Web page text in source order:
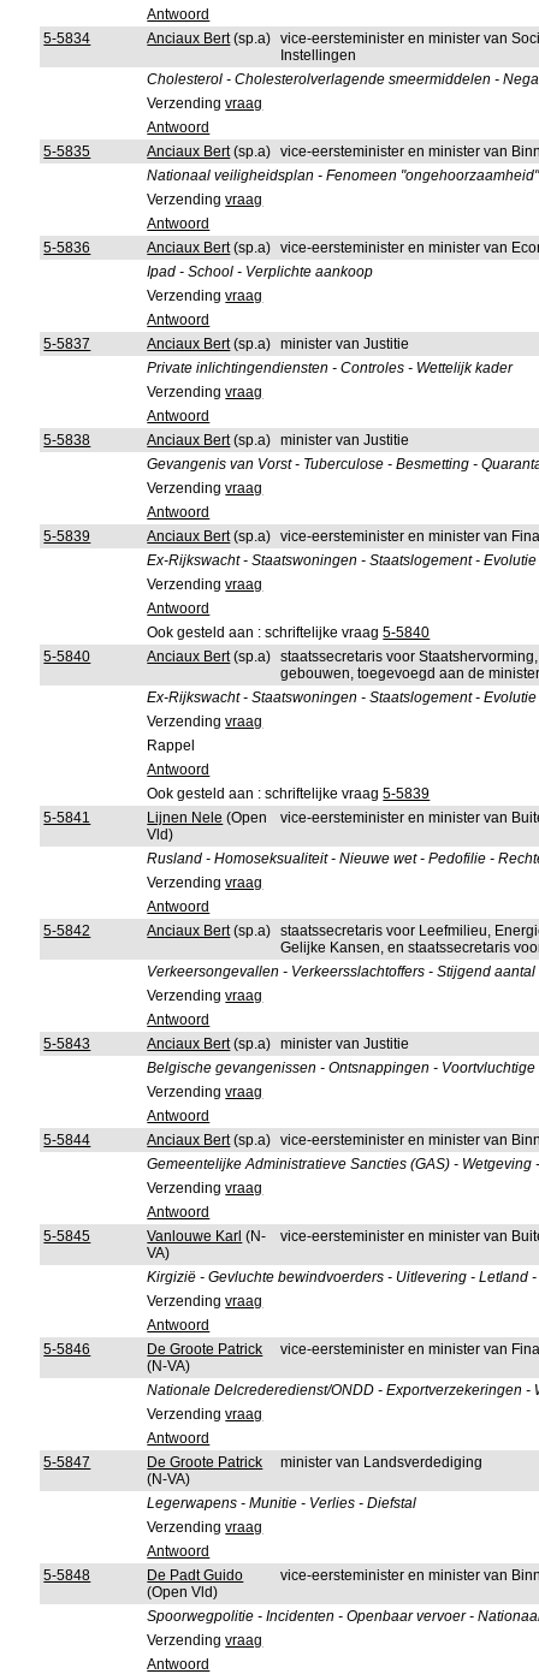
Antwoord
5-5834
Anciaux Bert(sp.a) vice-eersteminister en minister van
Instellingen
Cholesterol - Cholesterolverlagende smeermiddelen -
Verzendingvraag
Antwoord
5-5835
Anciaux Bert(sp.a) vice-eersteminister en minister van
Nationaal veiligheidsplan - Fenomeen
Verzendingvraag
Antwoord
5-5836
Anciaux Bert(sp.a) vice-eersteminister en minister van
Ipad - School - Verplichte aankoop
Verzendingvraag
Antwoord
5-5837
Anciaux Bert(sp.a) minister van Justitie
Private inlichtingendiensten - Controles - Wettelijk kader
Verzendingvraag
Antwoord
5-5838
Anciaux Bert(sp.a) minister van Justitie
Gevangenis van Vorst - Tuberculose - Besmetting -
Verzendingvraag
Antwoord
5-5839
Anciaux Bert(sp.a) vice-eersteminister en minister van
Ex-Rijkswacht - Staatswoningen - Staatslogement -
Verzendingvraag
Antwoord
Ook gesteld aan : schriftelijke vraag5-5840
5-5840
Anciaux Bert(sp.a) staatssecretaris voor
gebouwen, toegevoegd aan de
Ex-Rijkswacht - Staatswoningen - Staatslogement -
Verzendingvraag
Rappel
Antwoord
Ook gesteld aan : schriftelijke vraag5-5839
5-5841
Lijnen Nele (Open
Vld)
vice-eersteminister en minister van
Rusland - Homoseksualiteit - Nieuwe wet - Pedofilie -
Verzendingvraag
Antwoord
5-5842
Anciaux Bert(sp.a) staatssecretaris voor Leefmilieu,
Gelijke Kansen, en staatssecretaris
Verkeersongevallen - Verkeersslachtoffers - Stijgend
Verzendingvraag
Antwoord
5-5843
Anciaux Bert(sp.a) minister van Justitie
Belgische gevangenissen - Ontsnappingen -
Verzendingvraag
Antwoord
5-5844
Anciaux Bert(sp.a) vice-eersteminister en minister van
Gemeentelijke Administratieve Sancties (GAS) - Wetgeving
Verzendingvraag
Antwoord
5-5845
Vanlouwe Karl (N-
VA)
vice-eersteminister en minister van
Kirgizië - Gevluchte bewindvoerders - Uitlevering - Letland
Verzendingvraag
Antwoord
5-5846
De Groote Patrick
(N-VA)
vice-eersteminister en minister van
Nationale Delcrederedienst/ONDD - Exportverzekeringen -
Verzendingvraag
Antwoord
5-5847
De Groote Patrick
(N-VA)
minister van Landsverdediging
Legerwapens - Munitie - Verlies - Diefstal
Verzendingvraag
Antwoord
5-5848
De Padt Guido
(Open Vld)
vice-eersteminister en minister van
Spoorwegpolitie - Incidenten - Openbaar vervoer -
Verzendingvraag
Antwoord